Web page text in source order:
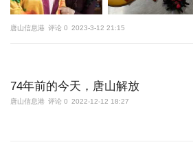
导读
群组
唐山信息港 评论 0 2023-3-12 21:15
74年前的今天，唐山解放
唐山信息港 评论 0 2022-12-12 18:27